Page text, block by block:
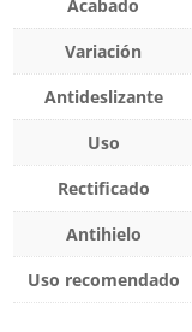
Acabado
Variación
Antideslizante
Uso
Rectificado
Antihielo
Uso recomendado